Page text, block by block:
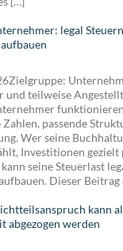
legal
und teilweise
passende
Wer seine
Investitionen
seine Steuerlast
Dieser
kann
abgezogen werden